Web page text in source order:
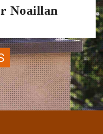
Noaillan